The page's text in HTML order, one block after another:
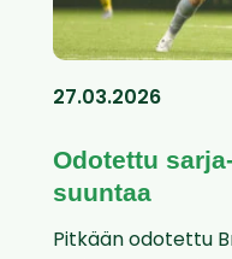
27.03.2026
Odotettu
suuntaa
Pitkään odotettu